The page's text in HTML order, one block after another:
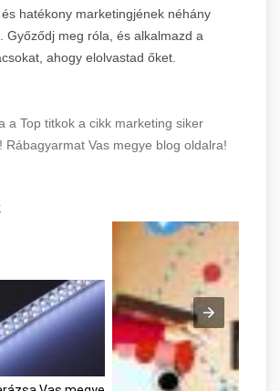
hatékony marketingjének néhány
Győződj meg róla, és alkalmazd a
ahogy elolvastad őket.
a Top titkok a cikk marketing siker
Rábagyarmat Vas megye blog oldalra!